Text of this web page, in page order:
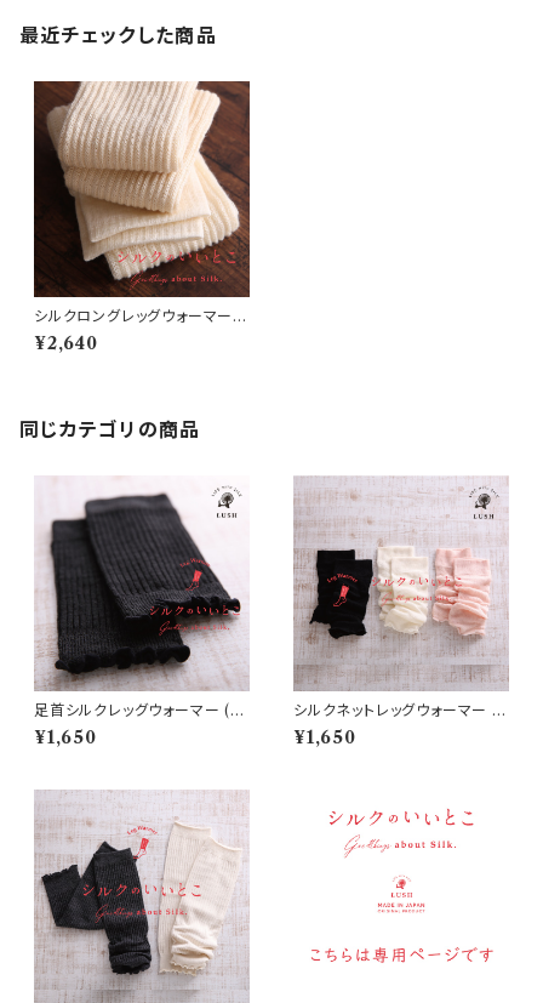
最近チェックした商品
シルクロングレッグウォーマー
(S27)
¥2,640
同じカテゴリの商品
足首シルクレッグウォーマー (S2
6)
¥1,650
シルクネットレッグウォーマー (S
21/S22/S23)
¥1,650